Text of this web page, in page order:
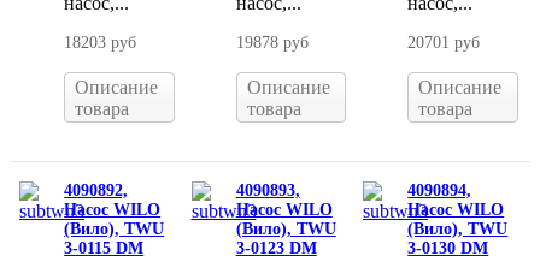
18203 руб
Описание
товара
19878 руб
Описание
товара
20701 руб
Описание
товара
4090892,
Насос WILO
(Вило), TWU
3-0115 DM
4090893,
Насос WILO
(Вило), TWU
3-0123 DM
4090894,
Насос WILO
(Вило), TWU
3-0130 DM